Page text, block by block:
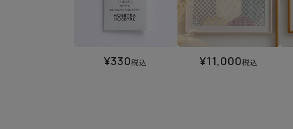
¥330税込 ¥11,000税込